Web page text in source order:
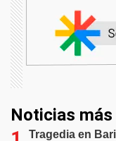
Noticias
Tragedia en